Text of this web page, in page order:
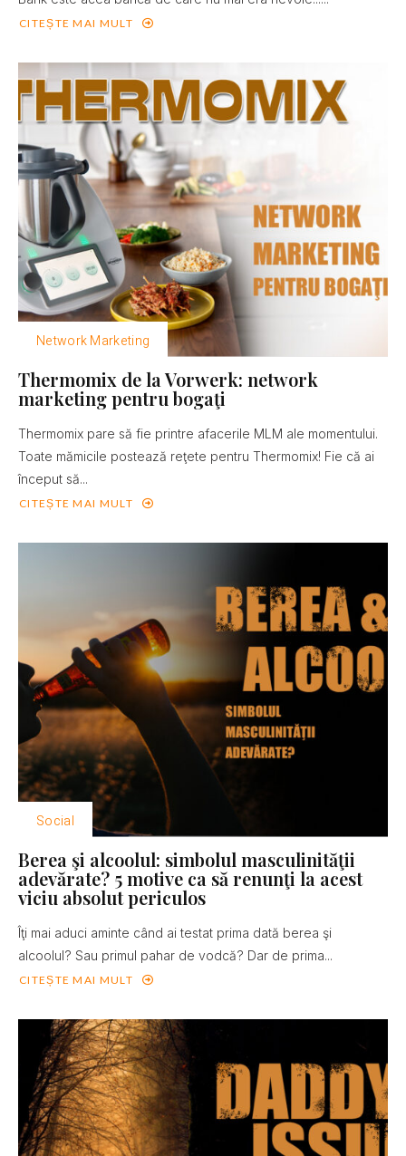
CITEȘTE MAI MULT
Network Marketing
Thermomix de la Vorwerk: network
marketing pentru bogaţi
Thermomix pare să fie printre afacerile MLM ale momentului.
Toate mămicile postează reţete pentru Thermomix! Fie că ai
început să...
CITEȘTE MAI MULT
Social
Berea şi alcoolul: simbolul masculinităţii
adevărate? 5 motive ca să renunţi la acest
viciu absolut periculos
Îţi mai aduci aminte când ai testat prima dată berea şi
alcoolul? Sau primul pahar de vodcă? Dar de prima...
CITEȘTE MAI MULT